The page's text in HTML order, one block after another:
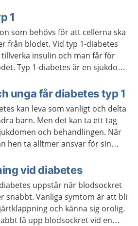
1
som behövs för att cellerna ska
från blodet. Vid typ 1-diabetes
insulin och man får för
Typ 1-diabetes är en sjukdom
blodsockret regelbundet.
unga får diabetes typ 1
kan leva som vanligt och delta
barn. Men det kan ta ett tag
och behandlingen. När
hen ta alltmer ansvar för sin
vid diabetes
uppstår när blodsockret
snabbt. Vanliga symtom är att bli
och känna sig orolig.
få upp blodsockret vid en